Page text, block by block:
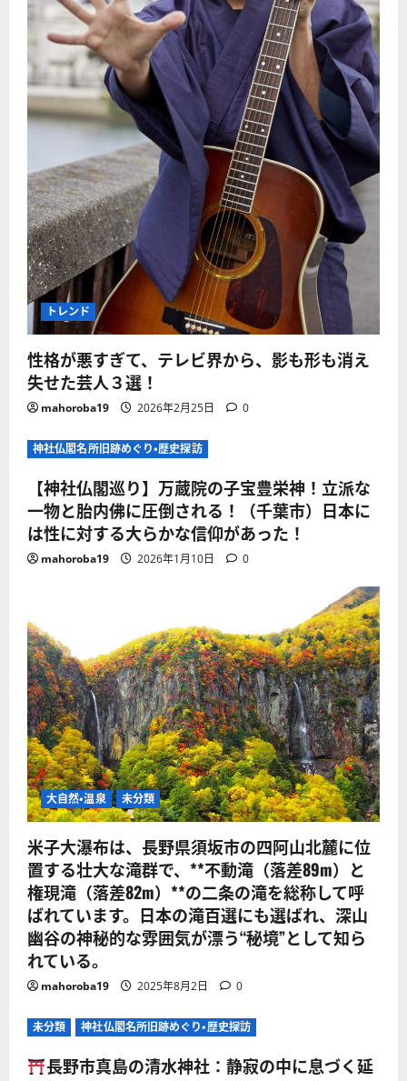
トレンド
性格が悪すぎて、テレビ界から、影も形も消え
失せた芸人３選！
mahoroba19 2026年2月25日 0
神社仏閣名所旧跡めぐり・歴史探訪
【神社仏閣巡り】万蔵院の子宝豊栄神！立派な
一物と胎内佛に圧倒される！（千葉市）日本に
は性に対する大らかな信仰があった！
mahoroba19 2026年1月10日 0
大自然・温泉 未分類
米子大瀑布は、長野県須坂市の四阿山北麓に位
置する壮大な滝群で、**不動滝（落差89m）と
権現滝（落差82m）**の二条の滝を総称して呼
ばれています。日本の滝百選にも選ばれ、深山
幽谷の神秘的な雰囲気が漂う“秘境”として知ら
れている。
mahoroba19 2025年8月2日 0
未分類 神社仏閣名所旧跡めぐり・歴史探訪
長野市真島の清水神社：静寂の中に息づく延